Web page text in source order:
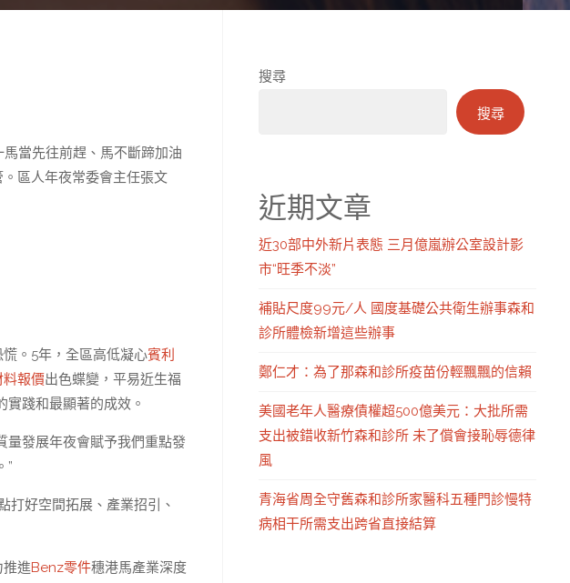
當先往前趕、馬不斷蹄加油
區人年夜常委會主任張文
。5年，全區高低凝心賓利
料報價出色蝶變，平易近生福
踐和最顯著的成效。
量發展年夜會賦予我們重點發
”
打好空間拓展、產業招引、
推進Benz零件穗港馬產業深度
搜尋
搜尋
近期文章
近30部中外新片表態 三月億嵐辦公室設計影
市“旺季不淡”
補貼尺度99元/人 國度基礎公共衛生辦事森和
診所體檢新增這些辦事
鄭仁才：為了那森和診所疫苗份輕飄飄的信賴
美國老年人醫療債權超500億美元：大批所需
支出被錯收新竹森和診所 未了償會接恥辱德律
風
青海省周全守舊森和診所家醫科五種門診慢特
病相干所需支出跨省直接結算